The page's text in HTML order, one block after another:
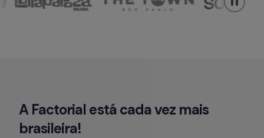
A Factorial está cada vez mais
brasileira!